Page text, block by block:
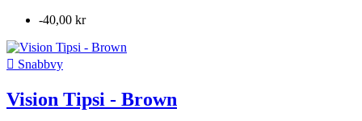
-40,00 kr
 Snabbvy
Vision Tipsi - Brown